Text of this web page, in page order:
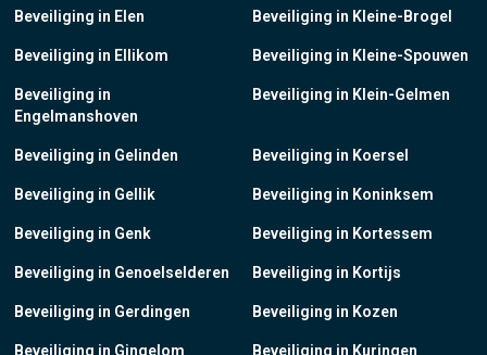
Beveiliging in Elen
Beveiliging in Ellikom
Beveiliging in
Engelmanshoven
Beveiliging in Gelinden
Beveiliging in Gellik
Beveiliging in Genk
Beveiliging in Genoelselderen
Beveiliging in Gerdingen
Beveiliging in Gingelom
Beveiliging in Kleine-Brogel
Beveiliging in Kleine-Spouwen
Beveiliging in Klein-Gelmen
Beveiliging in Koersel
Beveiliging in Koninksem
Beveiliging in Kortessem
Beveiliging in Kortijs
Beveiliging in Kozen
Beveiliging in Kuringen